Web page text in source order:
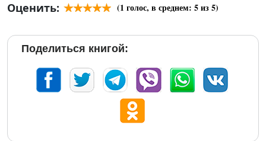
Оценить:
(1 голос, в среднем: 5из 5)
Поделиться книгой: